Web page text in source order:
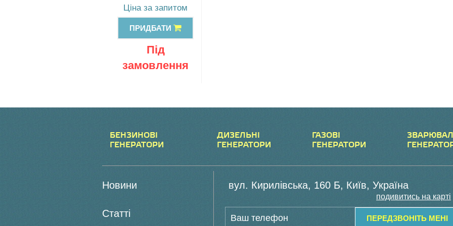
Ціна за запитом
ПРИДБАТИ
Під
замовлення
БЕНЗИНОВІ
ГЕНЕРАТОРИ
ДИЗЕЛЬНІ
ГЕНЕРАТОРИ
ГАЗОВІ
ГЕНЕРАТОРИ
Новини
Статті
вул. Кирилівська, 160 Б, Київ, Україна
подивитись на карті
ПЕРЕДЗВОНІТЬ МЕНІ